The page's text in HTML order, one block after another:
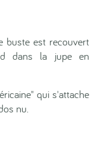
buste est recouvert
dans la jupe en
qui s'attache
nu.